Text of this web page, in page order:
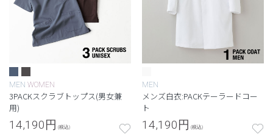
MEN WOMEN
3PACKスクラブトップス(男女兼
用)
14,190円 (税込)
MEN
メンズ白衣:PACKテーラードコー
ト
14,190円 (税込)